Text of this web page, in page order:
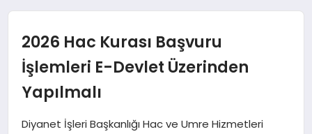
DÜNYA
EĞITIM
2026 Hac Kurası Başvuru
İşlemleri E-Devlet Üzerinden
Yapılmalı
Diyanet İşleri Başkanlığı Hac ve Umre Hizmetleri